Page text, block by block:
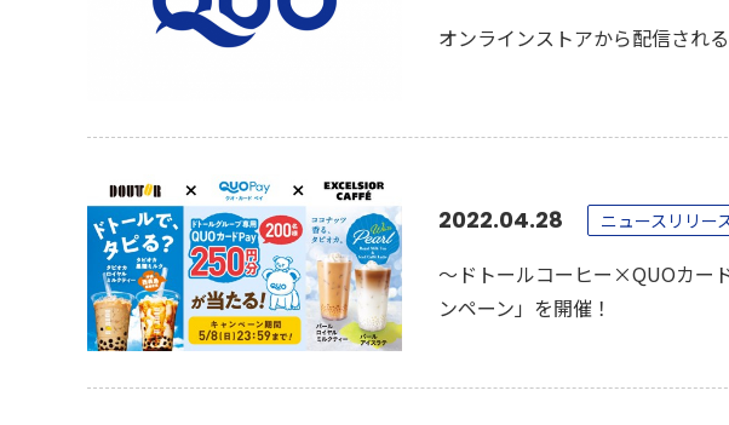
オンラインストアから配信され
2022.04.28 ニュースリリー
～ドトールコーヒー×QUOカー
ンペーン」を開催！